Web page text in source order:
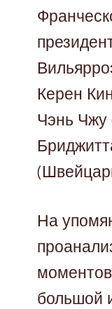
Керен
Чэнь Чжу
На
большой